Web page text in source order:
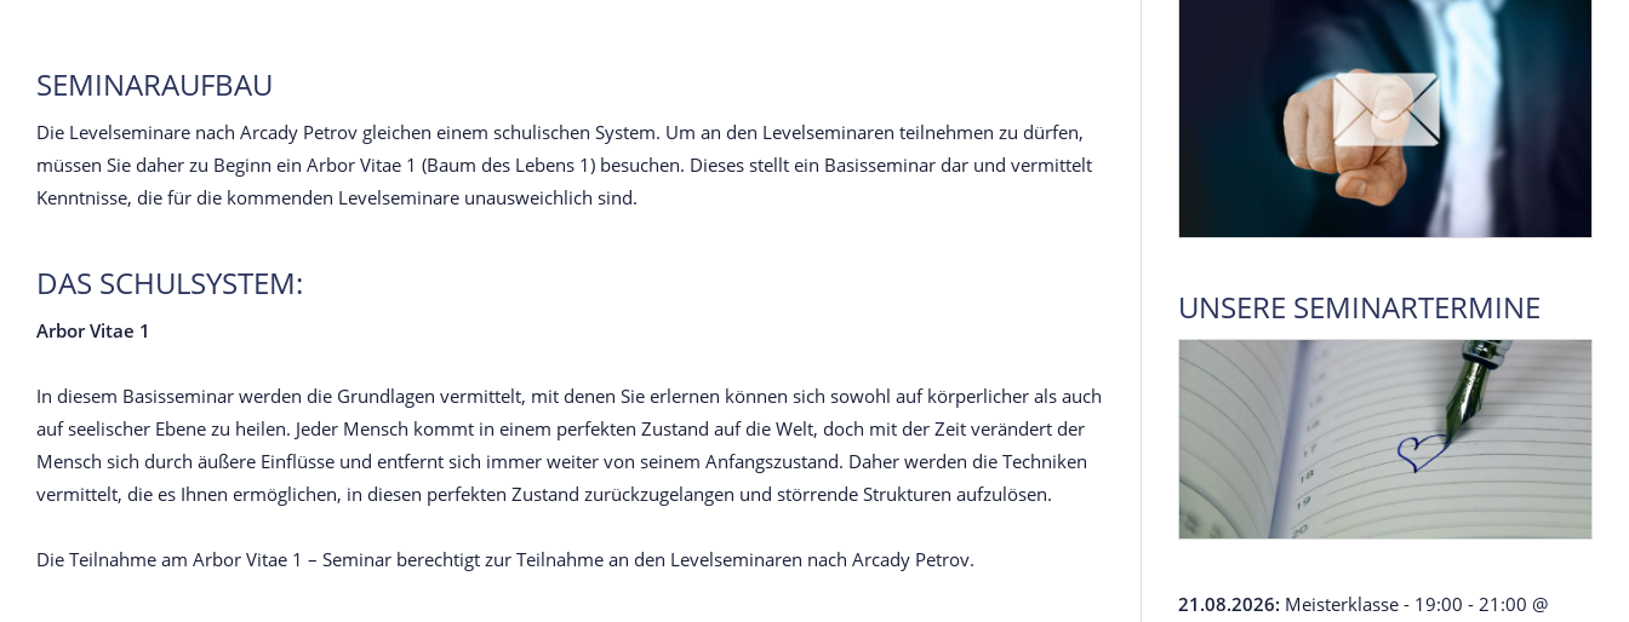
SEMINARAUFBAU
Die Levelseminare nach Arcady Petrov gleichen einem schulischen System. Um an den Levelseminaren teilnehmen zu dürfen,
müssen Sie daher zu Beginn ein Arbor Vitae 1 (Baum des Lebens 1) besuchen. Dieses stellt ein Basisseminar dar und vermittelt
Kenntnisse, die für die kommenden Levelseminare unausweichlich sind.
DAS SCHULSYSTEM:
Arbor Vitae 1
In diesem Basisseminar werden die Grundlagen vermittelt, mit denen Sie erlernen können sich sowohl auf körperlicher als auch
auf seelischer Ebene zu heilen. Jeder Mensch kommt in einem perfekten Zustand auf die Welt, doch mit der Zeit verändert der
Mensch sich durch äußere Einflüsse und entfernt sich immer weiter von seinem Anfangszustand. Daher werden die Techniken
vermittelt, die es Ihnen ermöglichen, in diesen perfekten Zustand zurückzugelangen und störrende Strukturen aufzulösen.
Die Teilnahme am Arbor Vitae 1 – Seminar berechtigt zur Teilnahme an den Levelseminaren nach Arcady Petrov.
UNSERE SEMINARTERMINE
21.08.2026: Meisterklasse - 19:00 - 21:00 @